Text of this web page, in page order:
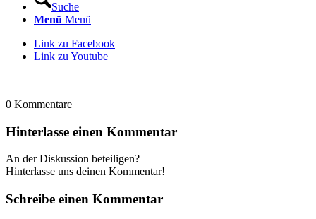
Suche
Menü Menü
Link zu Facebook
Link zu Youtube
0 Kommentare
Hinterlasse einen Kommentar
An der Diskussion beteiligen?
Hinterlasse uns deinen Kommentar!
Schreibe einen Kommentar